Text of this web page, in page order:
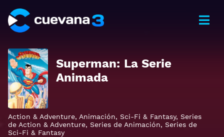
Superman: La Serie
Animada
Action & Adventure, Animación, Sci-Fi & Fantasy, Series
de Action & Adventure, Series de Animación, Series de
Sci-Fi & Fantasy